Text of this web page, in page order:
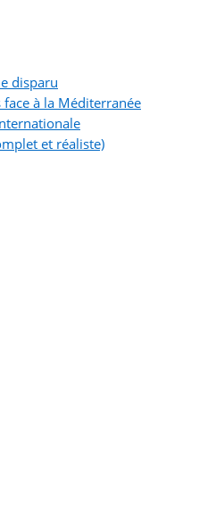
disparu
à la Méditerranée
et réaliste)